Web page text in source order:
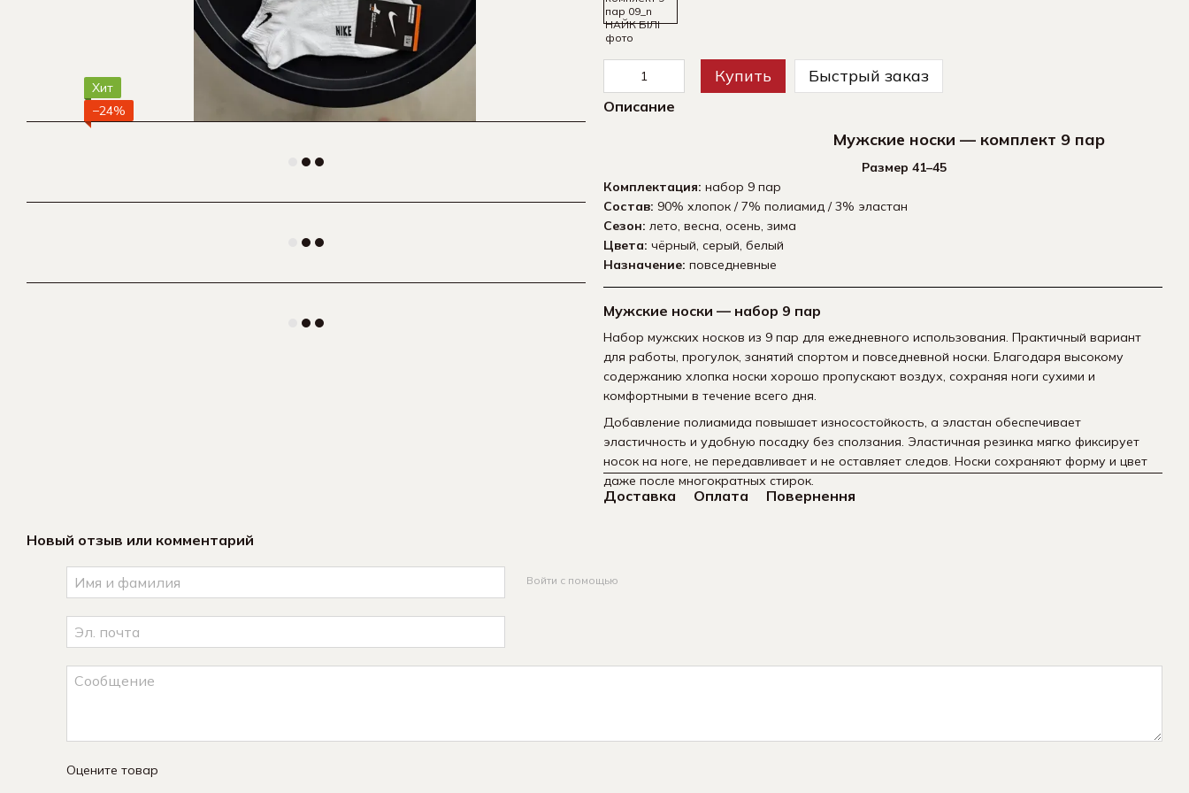
Хит
−24%
Купить Быстрый заказ
Описание
Мужские носки — комплект 9 пар
Размер 41–45
Комплектация: набор 9 пар
Состав: 90% хлопок / 7% полиамид / 3% эластан
Сезон: лето, весна, осень, зима
Цвета: чёрный, серый, белый
Назначение: повседневные
Мужские носки — набор 9 пар
Набор мужских носков из 9 пар для ежедневного использования. Практичный вариант
для работы, прогулок, занятий спортом и повседневной носки. Благодаря высокому
содержанию хлопка носки хорошо пропускают воздух, сохраняя ноги сухими и
комфортными в течение всего дня.
Добавление полиамида повышает износостойкость, а эластан обеспечивает
эластичность и удобную посадку без сползания. Эластичная резинка мягко фиксирует
носок на ноге, не передавливает и не оставляет следов. Носки сохраняют форму и цвет
даже после многократных стирок.
Доставка Оплата Повернення
Новый отзыв или комментарий
Войти с помощью
Оцените товар